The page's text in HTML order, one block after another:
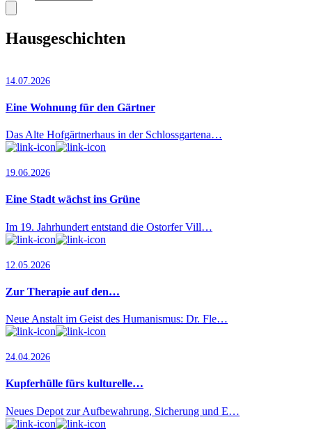
Hausgeschichten
14.07.2026
Eine Wohnung für den Gärtner
Das Alte Hofgärtnerhaus in der Schlossgartena…
19.06.2026
Eine Stadt wächst ins Grüne
Im 19. Jahrhundert entstand die Ostorfer Vill…
12.05.2026
Zur Therapie auf den…
Neue Anstalt im Geist des Humanismus: Dr. Fle…
24.04.2026
Kupferhülle fürs kulturelle…
Neues Depot zur Aufbewahrung, Sicherung und E…